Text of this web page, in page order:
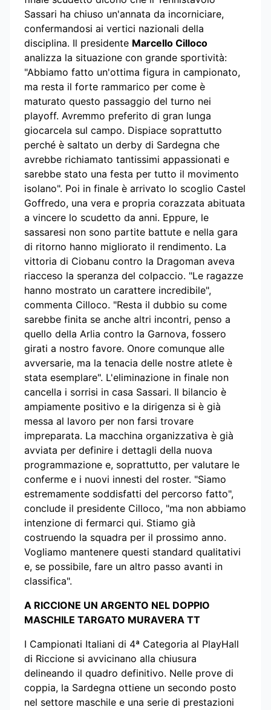
Sassari ha chiuso un'annata da incorniciare,
confermandosi ai vertici nazionali della
disciplina. Il presidente Marcello Cilloco
analizza la situazione con grande sportività:
"Abbiamo fatto un'ottima figura in campionato,
ma resta il forte rammarico per come è
maturato questo passaggio del turno nei
playoff. Avremmo preferito di gran lunga
giocarcela sul campo. Dispiace soprattutto
perché è saltato un derby di Sardegna che
avrebbe richiamato tantissimi appassionati e
sarebbe stato una festa per tutto il movimento
isolano". Poi in finale è arrivato lo scoglio Castel
Goffredo, una vera e propria corazzata abituata
a vincere lo scudetto da anni. Eppure, le
sassaresi non sono partite battute e nella gara
di ritorno hanno migliorato il rendimento. La
vittoria di Ciobanu contro la Dragoman aveva
riacceso la speranza del colpaccio. "Le ragazze
hanno mostrato un carattere incredibile",
commenta Cilloco. "Resta il dubbio su come
sarebbe finita se anche altri incontri, penso a
quello della Arlia contro la Garnova, fossero
girati a nostro favore. Onore comunque alle
avversarie, ma la tenacia delle nostre atlete è
stata esemplare". L'eliminazione in finale non
cancella i sorrisi in casa Sassari. Il bilancio è
ampiamente positivo e la dirigenza si è già
messa al lavoro per non farsi trovare
impreparata. La macchina organizzativa è già
avviata per definire i dettagli della nuova
programmazione e, soprattutto, per valutare le
conferme e i nuovi innesti del roster. "Siamo
estremamente soddisfatti del percorso fatto",
conclude il presidente Cilloco, "ma non abbiamo
intenzione di fermarci qui. Stiamo già
costruendo la squadra per il prossimo anno.
Vogliamo mantenere questi standard qualitativi
e, se possibile, fare un altro passo avanti in
classifica".
A RICCIONE UN ARGENTO NEL DOPPIO
MASCHILE TARGATO MURAVERA TT
I Campionati Italiani di 4ª Categoria al PlayHall
di Riccione si avvicinano alla chiusura
delineando il quadro definitivo. Nelle prove di
coppia, la Sardegna ottiene un secondo posto
nel settore maschile e una serie di prestazioni